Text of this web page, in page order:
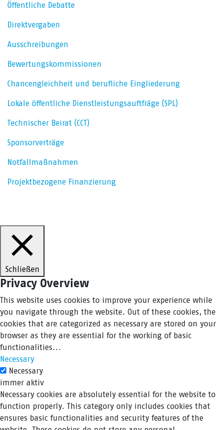
Öffentliche Debatte
Direktvergaben
Ausschreibungen
Bewertungskommissionen
Chancengleichheit und berufliche Eingliederung
Lokale öffentliche Dienstleistungsauftfräge (SPL)
Technischer Beirat (CCT)
Sponsorverträge
Notfallmaßnahmen
Projektbezogene Finanzierung
Schließen
Privacy Overview
This website uses cookies to improve your experience while
you navigate through the website. Out of these cookies, the
cookies that are categorized as necessary are stored on your
browser as they are essential for the working of basic
functionalities...
Necessary
Necessary
immer aktiv
Necessary cookies are absolutely essential for the website to
function properly. This category only includes cookies that
ensures basic functionalities and security features of the